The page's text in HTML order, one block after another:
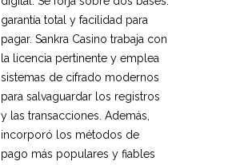
garantía total y facilidad para
pagar. Sankra Casino trabaja con
la licencia pertinente y emplea
sistemas de cifrado modernos
para salvaguardar los registros
y las transacciones. Además,
incorporó los métodos de
pago más populares y fiables